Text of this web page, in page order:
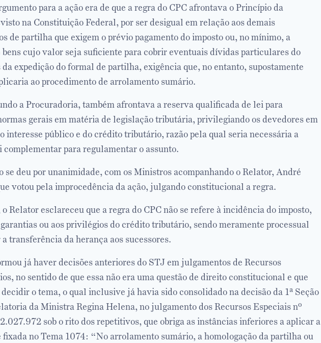
para a ação era de que a regra do CPC afrontava o Princípio da
na Constituição Federal, por ser desigual em relação aos demais
de partilha que exigem o prévio pagamento do imposto ou, no mínimo, a
bens cujo valor seja suficiente para cobrir eventuais dívidas particulares do
da expedição do formal de partilha, exigência que, no entanto, supostamente
ao procedimento de arrolamento sumário.
a Procuradoria, também afrontava a reserva qualificada de lei para
gerais em matéria de legislação tributária, privilegiando os devedores em
interesse público e do crédito tributário, razão pela qual seria necessária a
complementar para regulamentar o assunto.
se deu por unanimidade, com os Ministros acompanhando o Relator, André
votou pela improcedência da ação, julgando constitucional a regra.
Relator esclareceu que a regra do CPC não se refere à incidência do imposto,
ou aos privilégios do crédito tributário, sendo meramente processual
transferência da herança aos sucessores.
já haver decisões anteriores do STJ em julgamentos de Recursos
no sentido de que essa não era uma questão de direito constitucional e que
o tema, o qual inclusive já havia sido consolidado na decisão da 1ª Seção
da Ministra Regina Helena, no julgamento dos Recursos Especiais nº
sob o rito dos repetitivos, que obriga as instâncias inferiores a aplicar a
fixada no Tema 1074: “No arrolamento sumário, a homologação da partilha ou